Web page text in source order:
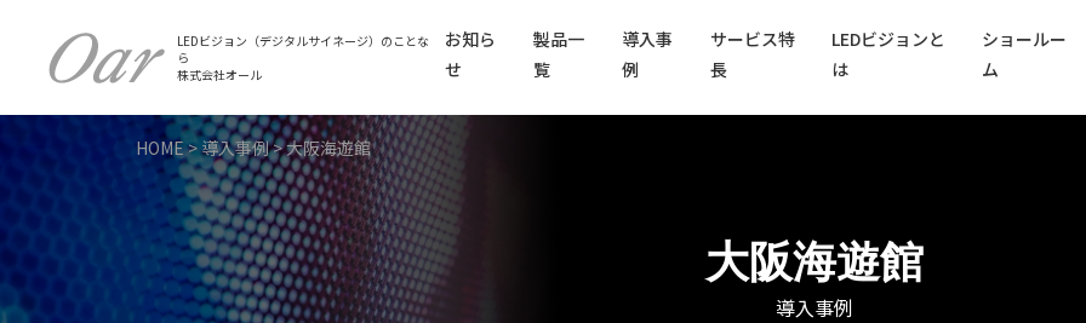
LEDビジョン（デジタルサイネージ）のことな
ら
株式会社オール
お知ら
せ
製品一
覧
導入事
例
サービス特
長
LEDビジョンと
は
ショールー
ム
HOME>導入事例>大阪海遊館
大阪海遊館
導入事例